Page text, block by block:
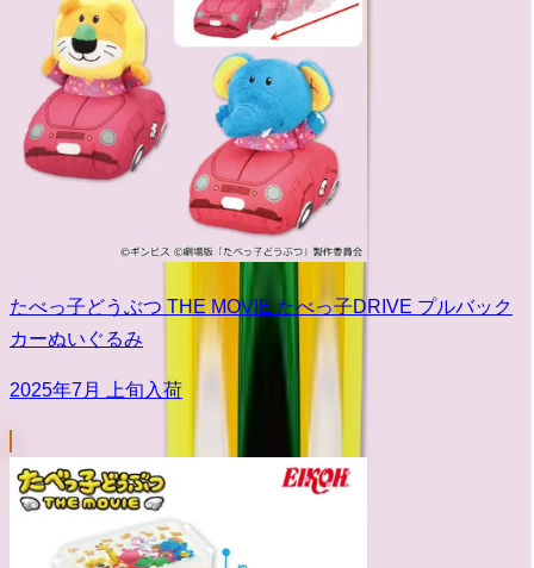
たべっ子どうぶつ THE MOVIE たべっ子DRIVE プルバック
カーぬいぐるみ
2025年7月 上旬入荷